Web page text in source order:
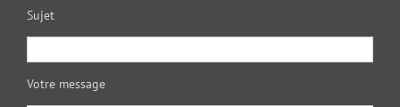
Sujet
Votre message